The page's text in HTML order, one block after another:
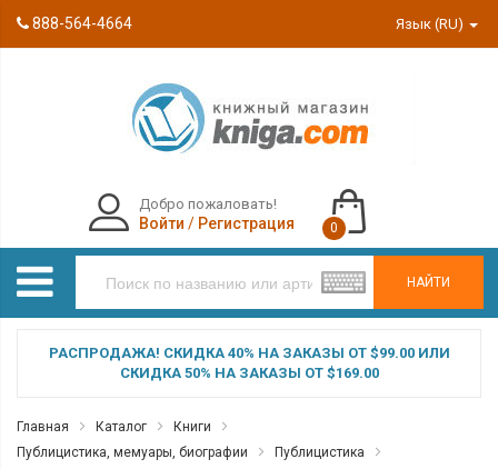
888-564-4664 Язык (RU)
НАЙТИ
Добро пожаловать!
Войти / Регистрация 0
РАСПРОДАЖА! СКИДКА 40% НА ЗАКАЗЫ ОТ $99.00 ИЛИ
СКИДКА 50% НА ЗАКАЗЫ ОТ $169.00
Главная Каталог
Книги
Публицистика, мемуары, биографии
Публицистика